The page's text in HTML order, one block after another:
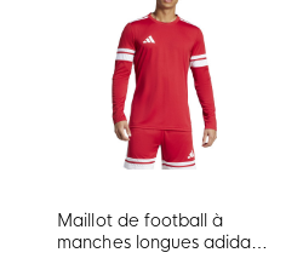
Maillot de football à
manches longues adidas